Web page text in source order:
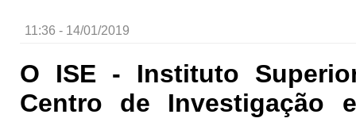
11:36 - 14/01/2019
O ISE - Instituto
Centro de Investigação